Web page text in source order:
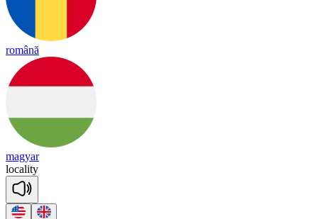
română
magyar
locality